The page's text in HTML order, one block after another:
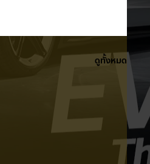
ดูทั้งหมด